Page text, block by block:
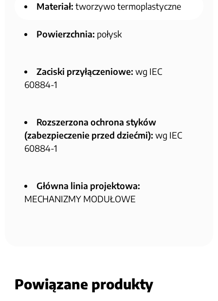
Materiał: tworzywo termoplastyczne
Powierzchnia: połysk
Zaciski przyłączeniowe: wg IEC
60884-1
Rozszerzona ochrona styków
(zabezpieczenie przed dziećmi): wg IEC
60884-1
Główna linia projektowa:
MECHANIZMY MODUŁOWE
Powiązane produkty